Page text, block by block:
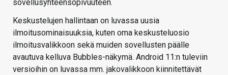
sovellusyhteensopivuuteen.
Keskustelujen hallintaan on luvassa uusia
ilmoitusominaisuuksia, kuten oma keskusteluosio
ilmoitusvalikkoon sekä muiden sovellusten päälle
avautuva kelluva Bubbles-näkymä. Android 11:n tuleviin
versioihin on luvassa mm. jakovalikkoon kiinnitettävät